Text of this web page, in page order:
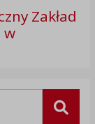
Zakład
w